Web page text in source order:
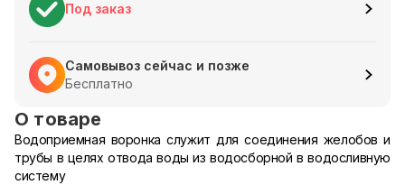
Под заказ
Самовывоз сейчас и позже
Бесплатно
О товаре
Водоприемная воронка служит для соединения желобов и
трубы в целях отвода воды из водосборной в водосливную
систему